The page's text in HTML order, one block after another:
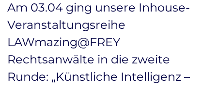
Am 03.04 ging unsere Inhouse-
Veranstaltungsreihe
LAWmazing@FREY
Rechtsanwälte in die zweite
Runde: „Künstliche Intelligenz –